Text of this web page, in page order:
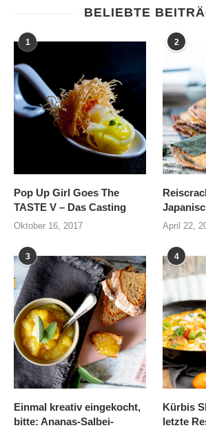
BELIEBTE
1
Pop Up Girl Goes The
TASTE V – Das Casting
Oktober 16, 2017
2
April 22,
3
Einmal kreativ eingekocht,
bitte: Ananas-Salbei-
4
Kürbis
letzte